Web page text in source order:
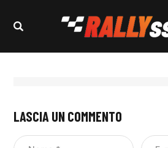
LASCIA UN COMMENTO